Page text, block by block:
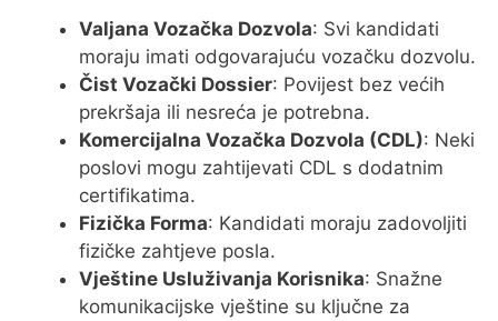
Valjana Vozačka Dozvola: Svi kandidati
moraju imati odgovarajuću vozačku dozvolu.
Čist Vozački Dossier: Povijest bez većih
prekršaja ili nesreća je potrebna.
Komercijalna Vozačka Dozvola (CDL): Neki
poslovi mogu zahtijevati CDL s dodatnim
certifikatima.
Fizička Forma: Kandidati moraju zadovoljiti
fizičke zahtjeve posla.
Vještine Usluživanja Korisnika: Snažne
komunikacijske vještine su ključne za